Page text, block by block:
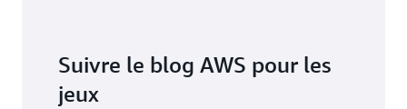
Suivre le blog AWS pour les
jeux